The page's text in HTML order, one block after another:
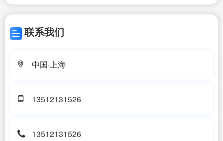
联系我们
中国·上海
13512131526
13512131526